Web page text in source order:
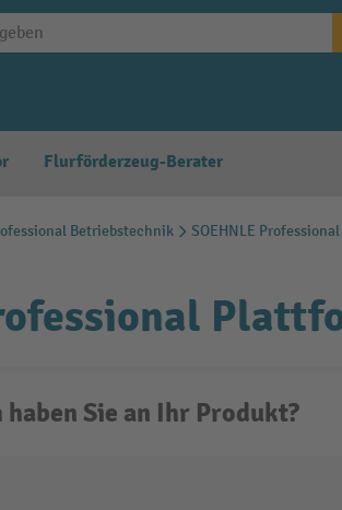
Flurförderzeug-Berater
Betriebstechnik SOEHNLE
Sie an Ihr Produkt?